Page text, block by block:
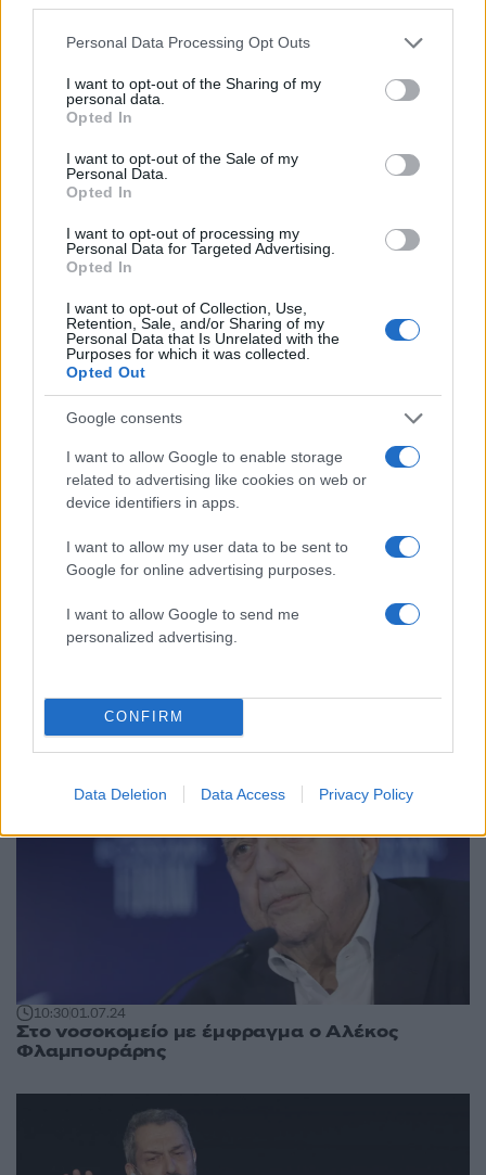
Please note that this website/app uses one or more Google
not limited to your visit or usage behaviour. You may click to
grant or deny consent to Google and its third-party tags to
use your data for below specified purposes in below Google
consent section.
Personal Data Processing Opt Outs
I want to opt-out of the Sharing of my
personal data.
Opted In
I want to opt-out of the Sale of my
Personal Data.
Opted In
I want to opt-out of processing my
Personal Data for Targeted Advertising.
Opted In
I want to opt-out of Collection, Use,
Retention, Sale, and/or Sharing of my
Personal Data that Is Unrelated with the
Purposes for which it was collected.
Opted Out
Google consents
I want to allow Google to enable storage
related to advertising like cookies on web or
device identifiers in apps.
I want to allow my user data to be sent to
Google for online advertising purposes.
I want to allow Google to send me
personalized advertising.
CONFIRM
Data Deletion Data Access Privacy Policy
19:4612.02.25
Αμάντα Μανωλάκου: Όταν έπαθε έμφραγμα ο
Μαρινέλλα: Βίντεο με την κόρη της σπουδαίας
ερμηνεύτριας, Τζωρτίνα Σερπιέρη, στο
10:3001.07.24
Στο νοσοκομείο με έμφραγμα ο Αλέκος
Φλαμπουράρης